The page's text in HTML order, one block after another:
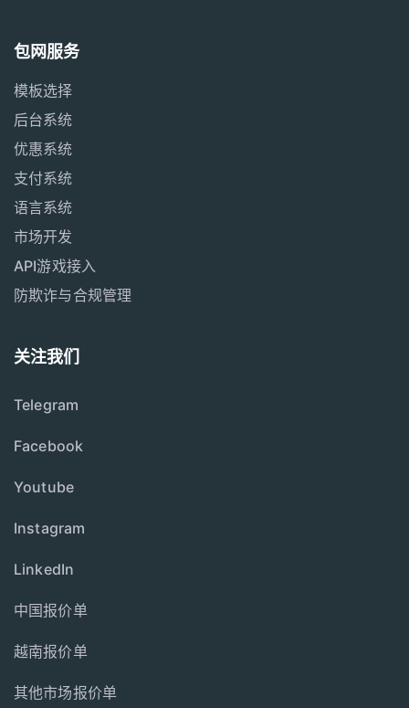
包网服务
模板选择
后台系统
优惠系统
支付系统
语言系统
市场开发
API游戏接入
防欺诈与合规管理
关注我们
Telegram
Facebook
Youtube
Instagram
LinkedIn
中国报价单
越南报价单
其他市场报价单